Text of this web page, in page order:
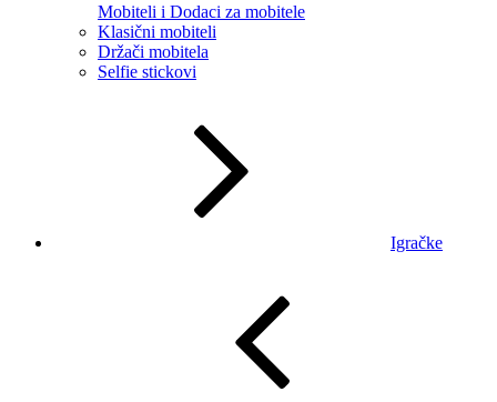
Mobiteli i Dodaci za mobitele
Klasični mobiteli
Držači mobitela
Selfie stickovi
Igračke